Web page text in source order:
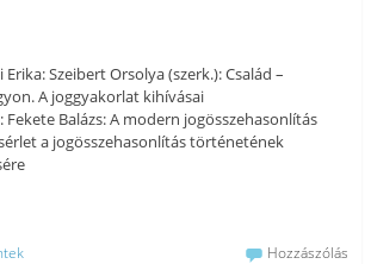
Erika: Szeibert Orsolya (szerk.): Család –
A joggyakorlat kihívásai
Fekete Balázs: A modern jogösszehasonlítás
a jogösszehasonlítás történetének
Hozzászólás